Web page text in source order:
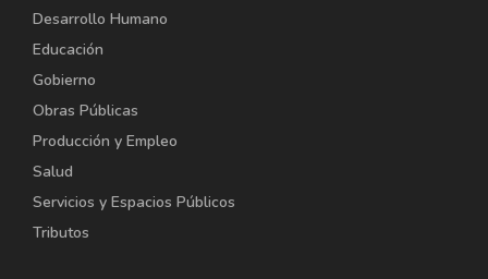
Desarrollo Humano
Educación
Gobierno
Obras Públicas
Producción y Empleo
Salud
Servicios y Espacios Públicos
Tributos